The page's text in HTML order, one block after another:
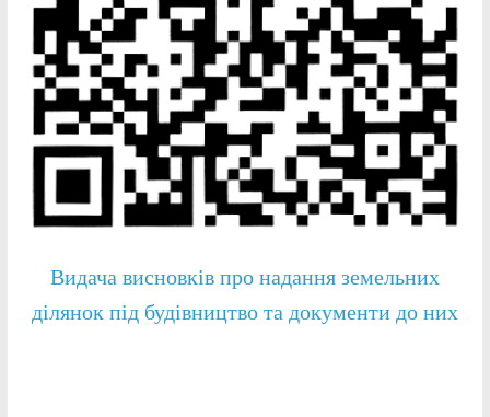
Видача висновків про надання земельних
ділянок під будівництво та документи до них